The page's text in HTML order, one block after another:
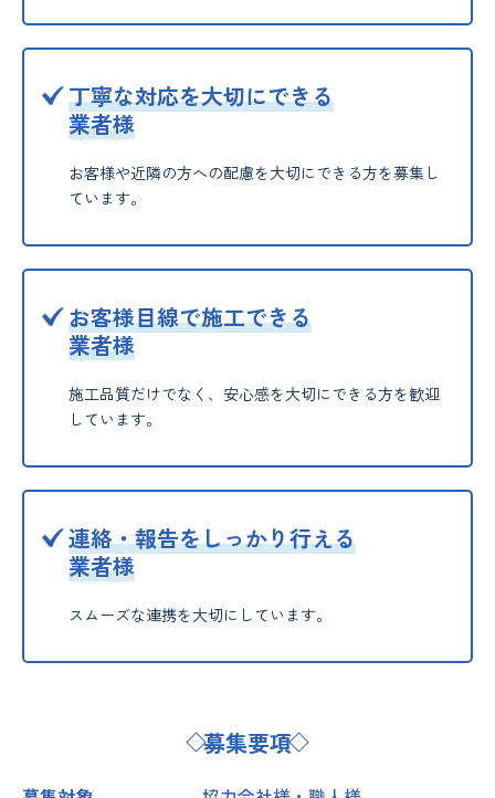
丁寧な対応を大切にできる
業者様
お客様や近隣の方への配慮を大切にできる方を募集し
ています。
お客様目線で施工できる
業者様
施工品質だけでなく、安心感を大切にできる方を歓迎
しています。
連絡・報告をしっかり行える
業者様
スムーズな連携を大切にしています。
募集要項